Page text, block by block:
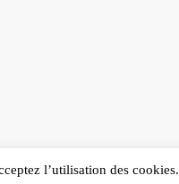
l’utilisation des